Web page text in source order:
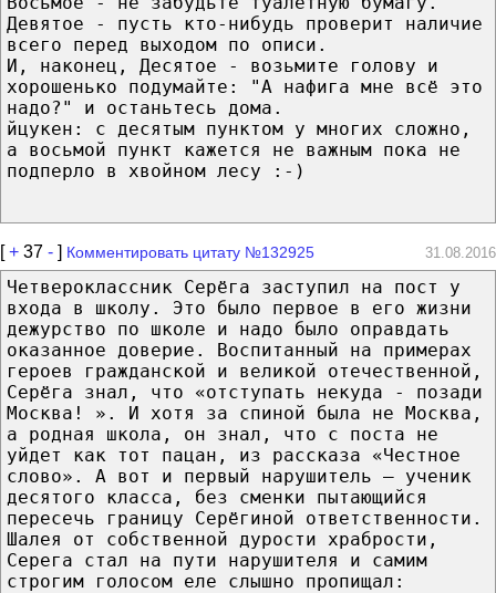
Девятое - пусть кто-нибудь проверит наличие
всего перед выходом по описи.
И, наконец, Десятое - возьмите голову и
хорошенько подумайте: "А нафига мне всё это
надо?" и останьтесь дома.
йцукен: с десятым пунктом у многих сложно,
а восьмой пункт кажется не важным пока не
подперло в хвойном лесу :-)
[+ 37 - ] Комментировать цитату №132925 31.08.2016
Четвероклассник Серёга заступил на пост у
входа в школу. Это было первое в его жизни
дежурство по школе и надо было оправдать
оказанное доверие. Воспитанный на примерах
героев гражданской и великой отечественной,
Серёга знал, что «отступать некуда - позади
Москва! ». И хотя за спиной была не Москва,
а родная школа, он знал, что с поста не
уйдет как тот пацан, из рассказа «Честное
слово». А вот и первый нарушитель – ученик
десятого класса, без сменки пытающийся
пересечь границу Серёгиной ответственности.
Шалея от собственной дурости храбрости,
Серега стал на пути нарушителя и самим
строгим голосом еле слышно пропищал: